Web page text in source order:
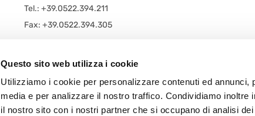
Questo sito web utilizza i cookie
Utilizziamo i cookie per personalizzare contenuti ed annunci,
media e per analizzare il nostro traffico. Condividiamo inoltre
il nostro sito con i nostri partner che si occupano di analisi
Tel.: +39.0522.394.211
Fax: +39.0522.394.305
Via 11 Settembre 2001 n. 5/A
42019 Scandiano (RE) - Frazione Arceto (Italy)